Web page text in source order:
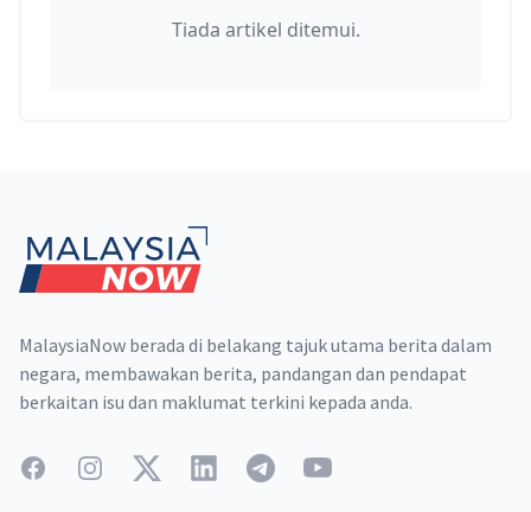
Tiada artikel ditemui.
MalaysiaNow berada di belakang tajuk utama berita dalam
negara, membawakan berita, pandangan dan pendapat
berkaitan isu dan maklumat terkini kepada anda.
FacebookInstagramTwitterLinkedInTelegramYouTube